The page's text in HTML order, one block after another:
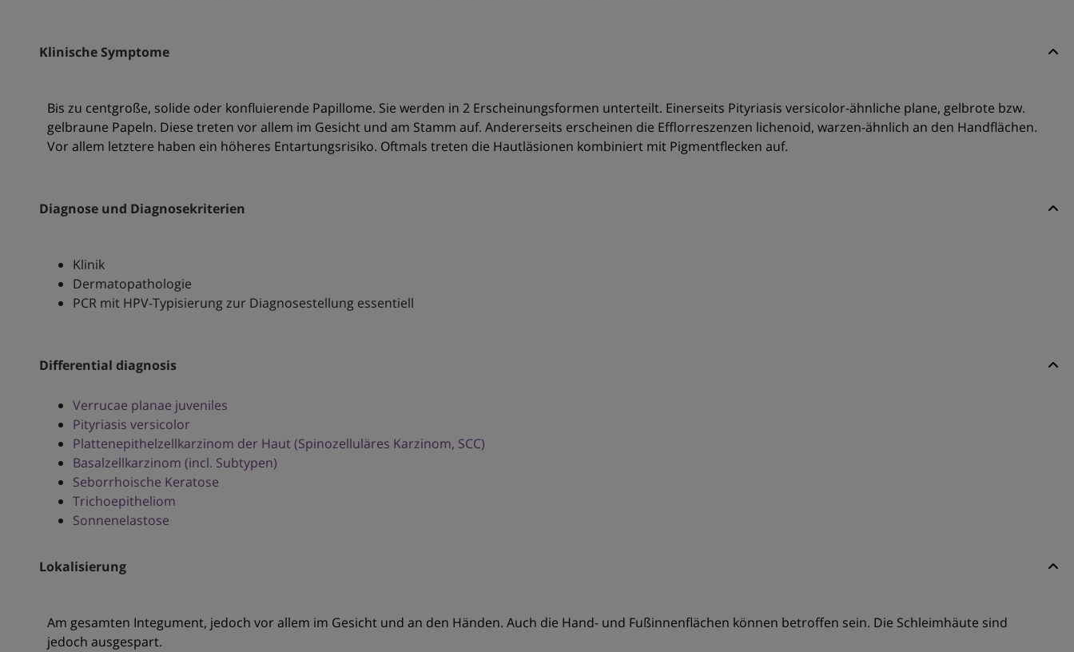
Klinische Symptome
Bis zu centgroße, solide oder konfluierende Papillome. Sie werden in 2 Erscheinungsformen unterteilt. Einerseits Pityriasis versicolor-ähnliche plane, gelbrote bzw.
gelbraune Papeln. Diese treten vor allem im Gesicht und am Stamm auf. Andererseits erscheinen die Efflorreszenzen lichenoid, warzen-ähnlich an den Handflächen.
Vor allem letztere haben ein höheres Entartungsrisiko. Oftmals treten die Hautläsionen kombiniert mit Pigmentflecken auf.
Diagnose und Diagnosekriterien
Klinik
Dermatopathologie
PCR mit HPV-Typisierung zur Diagnosestellung essentiell
Differential diagnosis
Verrucae planae juveniles
Pityriasis versicolor
Plattenepithelzellkarzinom der Haut (Spinozelluläres Karzinom, SCC)
Basalzellkarzinom (incl. Subtypen)
Seborrhoische Keratose
Trichoepitheliom
Sonnenelastose
Lokalisierung
Am gesamten Integument, jedoch vor allem im Gesicht und an den Händen. Auch die Hand- und Fußinnenflächen können betroffen sein. Die Schleimhäute sind
jedoch ausgespart.